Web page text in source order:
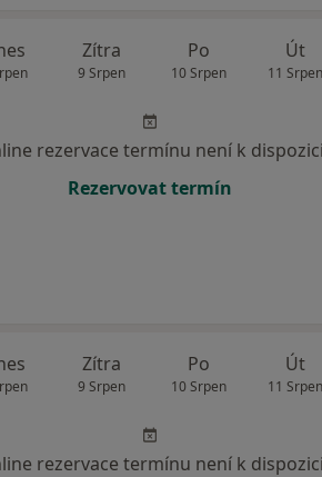
Zítra
9 Srpen
Po
10 Srpen
Út
11 Srpen
rezervace termínu není k dispozici
Rezervovat termín
Zítra
9 Srpen
Po
10 Srpen
Út
11 Srpen
rezervace termínu není k dispozici